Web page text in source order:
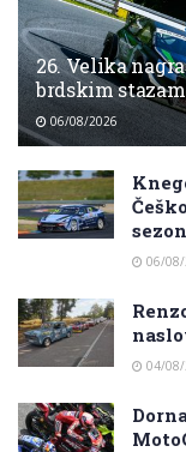
26. Velika
brdskim
06/08/2026
06/08/
04/08/